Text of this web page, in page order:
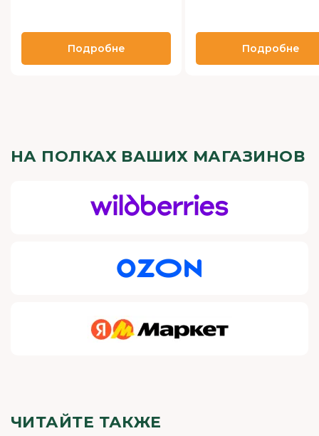
Подробне Подробне
НА ПОЛКАХ ВАШИХ МАГАЗИНОВ
ЧИТАЙТЕ ТАКЖЕ